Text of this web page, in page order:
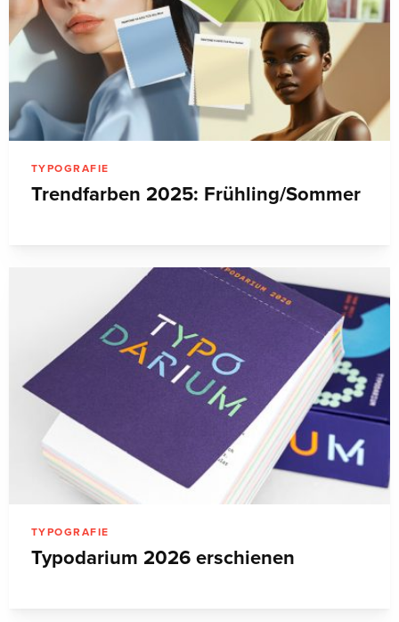
TYPOGRAFIE
Trendfarben 2025: Frühling/Sommer
TYPOGRAFIE
Typodarium 2026 erschienen